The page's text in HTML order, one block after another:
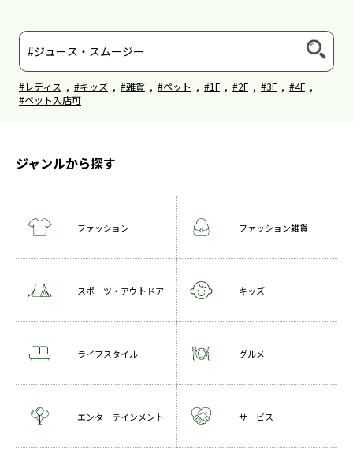
#レディス , #キッズ , #雑貨 , #ペット , #1F , #2F , #3F , #4F ,
#ペット入店可
ジャンルから探す
ファッション ファッション雑貨
スポーツ・アウトドア キッズ
ライフスタイル グルメ
エンターテインメント サービス